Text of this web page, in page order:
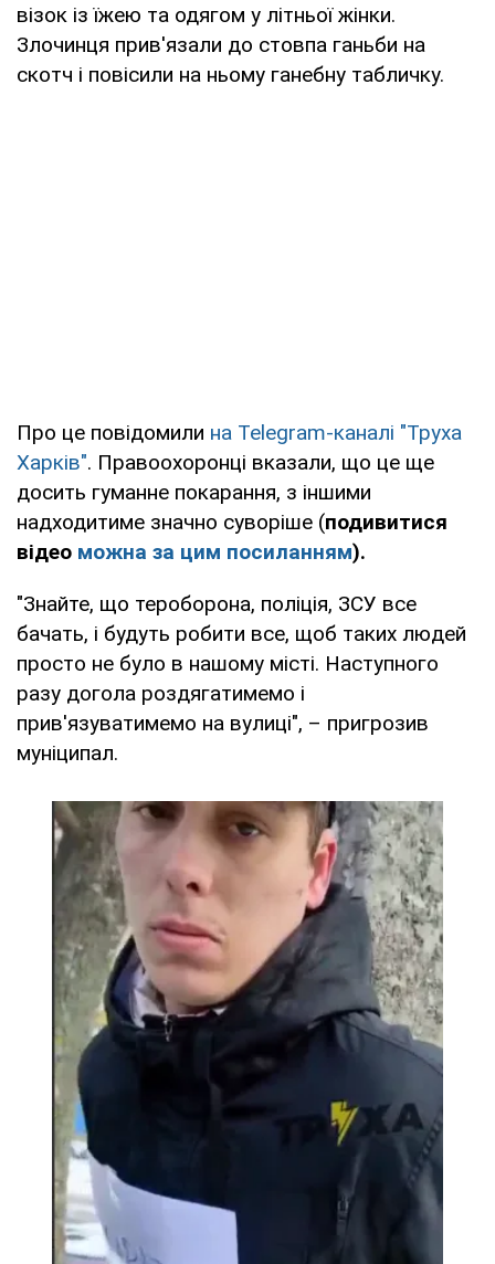
візок із їжею та одягом у літньої жінки.
Злочинця прив'язали до стовпа ганьби на
скотч і повісили на ньому ганебну табличку.
Про це повідомили на Telegram-каналі "Труха
Харків". Правоохоронці вказали, що це ще
досить гуманне покарання, з іншими
надходитиме значно суворіше (подивитися
відео можна за цим посиланням).
"Знайте, що тероборона, поліція, ЗСУ все
бачать, і будуть робити все, щоб таких людей
просто не було в нашому місті. Наступного
разу догола роздягатимемо і
прив'язуватимемо на вулиці", – пригрозив
муніципал.